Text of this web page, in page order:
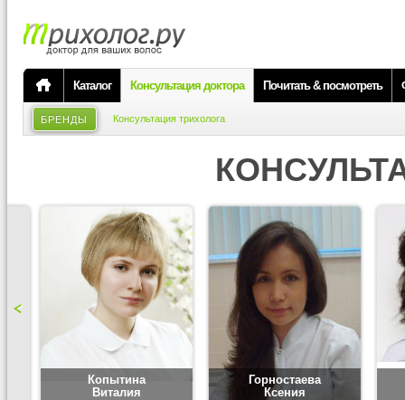
Каталог Консультация доктора Почитать & посмотреть
БРЕНДЫ Консультация трихолога
Копытина
Виталия
Горностаева
Ксения